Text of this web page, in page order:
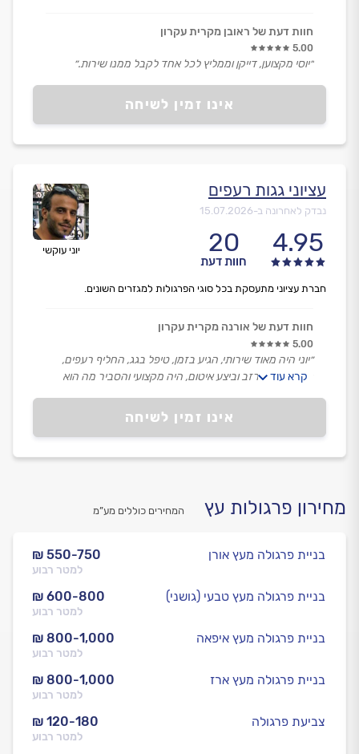
אינו זמין לשיחה
חוות דעת של ראובן מקרית עקרון
5.00
״יוסי מקצוען, דייקן וממליץ לכל אחד לקבל ממנו שירות.״
יוני עוקשי
עציוני גגות רעפים
נבדק לאחרונה ב-15.07.2026
4.95
20
חוות דעת
אינו זמין לשיחה
חברת עציוני מתעסקת בכל סוגי הפרגולות למגזרים השונים.
חוות דעת של אורנה מקרית עקרון
5.00
״יוני היה מאוד שירותי, הגיע בזמן, טיפל בגג, החליף רעפים,
ניקה את המרזב וביצע איטום, היה מקצועי והסביר מה הוא
קרא עוד
מחירון פרגולות עץ המחירים כוללים מע”מ
₪ 550-750
למטר רבוע
בניית פרגולה מעץ אורן
₪ 600-800
למטר רבוע
בניית פרגולה מעץ טבעי (גושני)
₪ 800-1,000
למטר רבוע
בניית פרגולה מעץ איפאה
₪ 800-1,000
למטר רבוע
בניית פרגולה מעץ ארז
₪ 120-180
למטר רבוע
צביעת פרגולה